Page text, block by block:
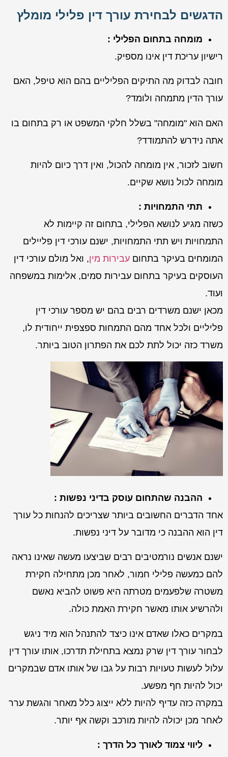
הדגשים לבחירת עורך דין פלילי מומלץ
מומחה בתחום הפלילי :
רישיון עריכת דין אינו מספיק.
חובה לבדוק מה התיקים הפליליים בהם הוא טיפל, האם
עורך הדין מתמחה ולומד?
האם הוא "מומחה" בשלל חלקי המשפט או רק בתחום בו
אתה נידרש להתמודד?
חשוב לזכור, אין מומחה להכול, ואין דרך כיום להיות
מומחה לכול נושא שקיים.
תתי התמחויות :
כשזה מגיע לנושא הפלילי, בתחום זה קיימות לא
התמחויות ויש תתי התמחויות, ישנם עורכי דין פליילים
המומחים בעיקר בתחום עבירות מין, ואל מולם עורכי דין
העוסקים בעיקר בתחום עבירות סמים, אלימות במשפחה
ועוד.
מכאן ישנם משרדים רבים בהם יש מספר עורכי דין
פליליים ולכל אחד מהם התמחות ספצפית ייחודית לו,
משרד כזה יכול לתת לכם את הפתרון הטוב ביותר.
ההבנה שהתחום עוסק בדיני נפשות :
אחד הדברים החשובים ביותר שצריכים להנחות כל עורך
דין הוא ההבנה כי מדובר על דיני נפשות.
ישנם אנשים נורמטיבים רבים שביצעו מעשה שאינו נראה
להם כמעשה פלילי חמור, לאחר מכן מתחילה חקירת
משטרה שלפעמים מטרתה היא פשוט להביא נאשם
ולהרשיע אותו מאשר חקירת האמת כולה.
במקרים כאלו שאדם אינו כיצד להתנהל הוא מיד ניגש
לבחור עורך דין שרק נמצא בתחילת תדרכו, אותו עורך דין
עלול לעשות טעויות רבות על גבו של אותו אדם שבמקרים
יכול להיות חף מפשע.
במקרה כזה עדיף להיות ללא ייצוג כלל מאחר והגשת ערר
לאחר מכן יכולה להיות מורכב וקשה אף יותר.
ליווי צמוד לאורך כל הדרך :